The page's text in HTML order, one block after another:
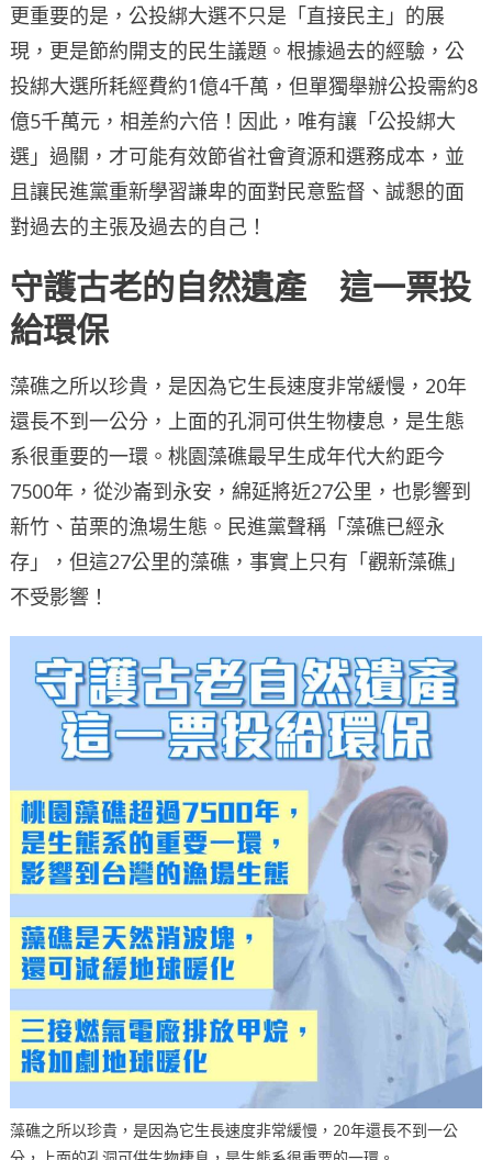
更重要的是，公投綁大選不只是「直接民主」的展
現，更是節約開支的民生議題。根據過去的經驗，公
投綁大選所耗經費約1億4千萬，但單獨舉辦公投需約8
億5千萬元，相差約六倍！因此，唯有讓「公投綁大
選」過關，才可能有效節省社會資源和選務成本，並
且讓民進黨重新學習謙卑的面對民意監督、誠懇的面
對過去的主張及過去的自己！
守護古老的自然遺產 這一票投
給環保
藻礁之所以珍貴，是因為它生長速度非常緩慢，20年
還長不到一公分，上面的孔洞可供生物棲息，是生態
系很重要的一環。桃園藻礁最早生成年代大約距今
7500年，從沙崙到永安，綿延將近27公里，也影響到
新竹、苗栗的漁場生態。民進黨聲稱「藻礁已經永
存」，但這27公里的藻礁，事實上只有「觀新藻礁」
不受影響！
藻礁之所以珍貴，是因為它生長速度非常緩慢，20年還長不到一公